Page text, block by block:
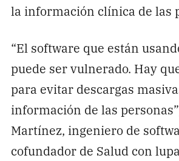
la información clínica de las
“El software que están
puede ser vulnerado. Hay
para evitar descargas
información de las
Martínez, ingeniero de
cofundador de Salud con